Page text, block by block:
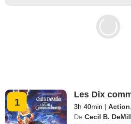
1
Les Dix
3h 40min | Action
De Cecil B.